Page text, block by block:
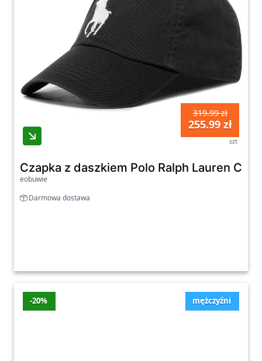
319.99 zł
255.99 zł
szt
Czapka z daszkiem Polo Ralph Lauren
eobuwie
Darmowa dostawa
mężczyźni
-20%